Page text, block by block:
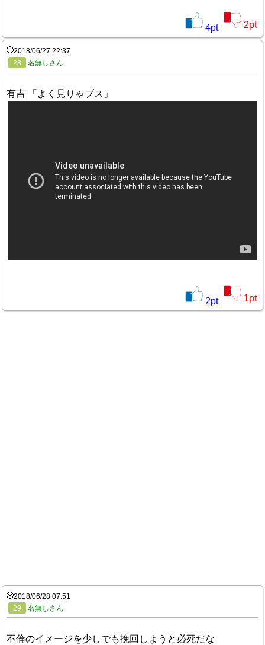
4pt 2pt
2018/06/27 22:37
28
名無しさん
有吉 「よく見りゃブス」
2pt 1pt
2018/06/28 07:51
29
名無しさん
不倫のイメージを少しでも挽回しようと必死だな